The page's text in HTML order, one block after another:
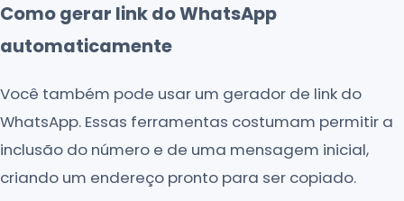
Como gerar link do WhatsApp
automaticamente
Você também pode usar um gerador de link do
WhatsApp. Essas ferramentas costumam permitir a
inclusão do número e de uma mensagem inicial,
criando um endereço pronto para ser copiado.